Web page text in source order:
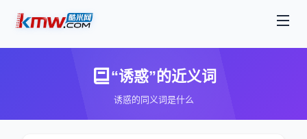
“诱惑”的近义词
诱惑的同义词是什么